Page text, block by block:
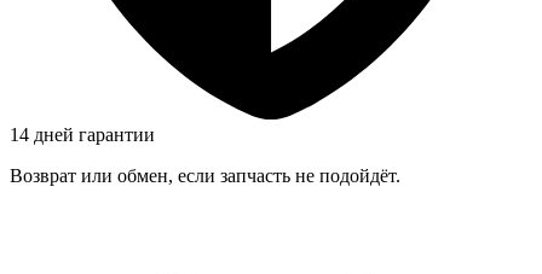
14 дней гарантии
Возврат или обмен, если запчасть не подойдёт.